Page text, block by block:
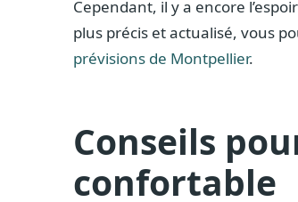
Cependant, il y a encore
plus précis et actualisé, vous
prévisions de Montpellier.
Conseils
confortable